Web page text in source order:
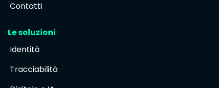
Contatti
Le soluzioni
Identità
Tracciabilità